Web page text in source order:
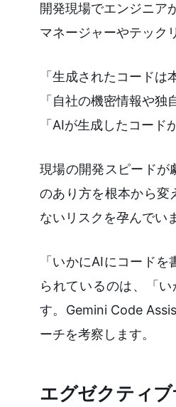
開発現場でエンジニア
マネージャーやテック
「生成されたコードは
「自社の機密情報や
「AIが生成したコー
現場の開発スピードが
のあり方を根本から変
ないリスクを孕んでい
「いかにAIにコード
られているのは、「
す。Gemini Code
ーチを考察します。
エグゼクティ